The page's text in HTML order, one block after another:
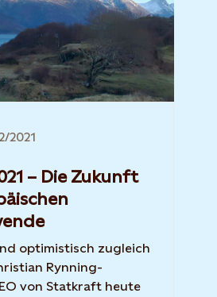
2021
– Die Zukunft
optimistisch zugleich
Rynning-
von Statkraft heute